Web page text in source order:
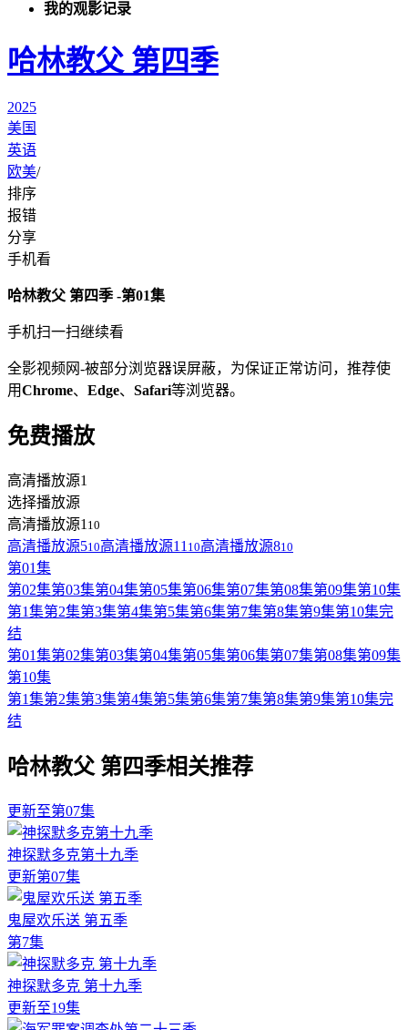
我的观影记录
哈林教父 第四季
2025
美国
英语
欧美/
排序
报错
分享
手机看
哈林教父 第四季 -第01集
手机扫一扫继续看
全影视频网-被部分浏览器误屏蔽，为保证正常访问，推荐使
用Chrome、 Edge、 Safari等浏览器。
免费播放
高清播放源1
选择播放源
高清播放源1 10
高清播放源510高清播放源11 10高清播放源810
第01集
第02集第03集第04集第05集第06集第07集第08集第09集第10集
第1集第2集第3集第4集第5集第6集第7集第8集第9集第10集完
结
第01集第02集第03集第04集第05集第06集第07集第08集第09集
第10集
第1集第2集第3集第4集第5集第6集第7集第8集第9集第10集完
结
哈林教父 第四季相关推荐
更新至第07集
神探默多克第十九季
更新第07集
鬼屋欢乐送 第五季
第7集
神探默多克 第十九季
更新至19集